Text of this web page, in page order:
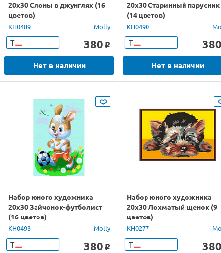
20х30 Слоны в джунглях (16
цветов)
KH0489 Molly
Т 380 o
Нет в наличии
20х30 Старинный парусник
(14 цветов)
KH0490
Т 380
Нет в наличии
Набор юного художника
20х30 Зайчонок-футболист
(16 цветов)
KH0493 Molly
Т 380 o
Набор юного художника
20х30 Лохматый щенок (9
цветов)
KH0277
Т 380